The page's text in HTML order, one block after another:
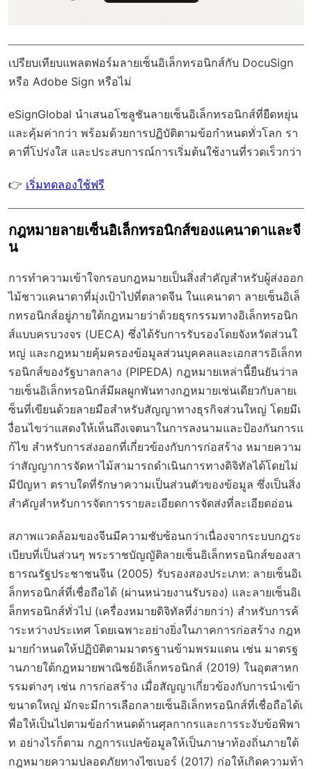
เปรียบเทียบแพลตฟอร์มลายเซ็นอิเล็กทรอนิกส์กับ DocuSign
หรือ Adobe Sign หรือไม่
eSignGlobal นำเสนอโซลูชันลายเซ็นอิเล็กทรอนิกส์ที่ยืดหยุ่น
และคุ้มค่ากว่า พร้อมด้วยการปฏิบัติตามข้อกำหนดทั่วโลก รา
คาที่โปร่งใส และประสบการณ์การเริ่มต้นใช้งานที่รวดเร็วกว่า
👉 เริ่มทดลองใช้ฟรี
กฎหมายลายเซ็นอิเล็กทรอนิกส์ของแคนาดาและจี
น
การทำความเข้าใจกรอบกฎหมายเป็นสิ่งสำคัญสำหรับผู้ส่งออก
ไม้ชาวแคนาดาที่มุ่งเป้าไปที่ตลาดจีน ในแคนาดา ลายเซ็นอิเล็
กทรอนิกส์อยู่ภายใต้กฎหมายว่าด้วยธุรกรรมทางอิเล็กทรอนิก
ส์แบบครบวงจร (UECA) ซึ่งได้รับการรับรองโดยจังหวัดส่วนใ
หญ่ และกฎหมายคุ้มครองข้อมูลส่วนบุคคลและเอกสารอิเล็กท
รอนิกส์ของรัฐบาลกลาง (PIPEDA) กฎหมายเหล่านี้ยืนยันว่าล
ายเซ็นอิเล็กทรอนิกส์มีผลผูกพันทางกฎหมายเช่นเดียวกับลายเ
ซ็นที่เขียนด้วยลายมือสำหรับสัญญาทางธุรกิจส่วนใหญ่ โดยมีเ
งื่อนไขว่าแสดงให้เห็นถึงเจตนาในการลงนามและป้องกันการแ
ก้ไข สำหรับการส่งออกที่เกี่ยวข้องกับการก่อสร้าง หมายความ
ว่าสัญญาการจัดหาไม้สามารถดำเนินการทางดิจิทัลได้โดยไม่
มีปัญหา ตราบใดที่รักษาความเป็นส่วนตัวของข้อมูล ซึ่งเป็นสิ่ง
สำคัญสำหรับการจัดการรายละเอียดการจัดส่งที่ละเอียดอ่อน
สภาพแวดล้อมของจีนมีความซับซ้อนกว่าเนื่องจากระบบกฎระ
เบียบที่เป็นส่วนๆ พระราชบัญญัติลายเซ็นอิเล็กทรอนิกส์ของสา
ธารณรัฐประชาชนจีน (2005) รับรองสองประเภท: ลายเซ็นอิเ
ล็กทรอนิกส์ที่เชื่อถือได้ (ผ่านหน่วยงานรับรอง) และลายเซ็นอิเ
ล็กทรอนิกส์ทั่วไป (เครื่องหมายดิจิทัลที่ง่ายกว่า) สำหรับการค้
าระหว่างประเทศ โดยเฉพาะอย่างยิ่งในภาคการก่อสร้าง กฎห
มายกำหนดให้ปฏิบัติตามมาตรฐานข้ามพรมแดน เช่น มาตรฐ
านภายใต้กฎหมายพาณิชย์อิเล็กทรอนิกส์ (2019) ในอุตสาหก
รรมต่างๆ เช่น การก่อสร้าง เมื่อสัญญาเกี่ยวข้องกับการนำเข้า
ขนาดใหญ่ มักจะมีการเลือกลายเซ็นอิเล็กทรอนิกส์ที่เชื่อถือได้เ
พื่อให้เป็นไปตามข้อกำหนดด้านศุลกากรและการระงับข้อพิพา
ท อย่างไรก็ตาม กฎการแปลข้อมูลให้เป็นภาษาท้องถิ่นภายใต้
กฎหมายความปลอดภัยทางไซเบอร์ (2017) ก่อให้เกิดความท้า